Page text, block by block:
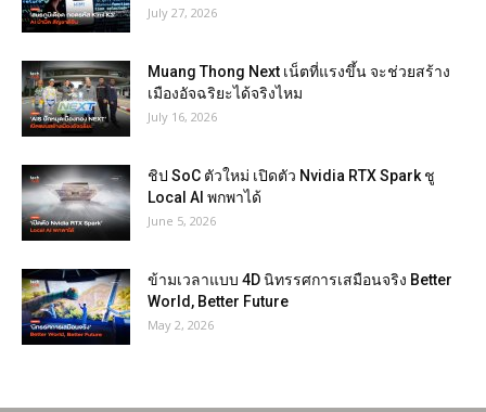
July 27, 2026
Muang Thong Next เน็ตที่แรงขึ้น จะช่วยสร้าง
เมืองอัจฉริยะได้จริงไหม
July 16, 2026
ชิป SoC ตัวใหม่ เปิดตัว Nvidia RTX Spark ชู
Local AI พกพาได้
June 5, 2026
ข้ามเวลาแบบ 4D นิทรรศการเสมือนจริง Better
World, Better Future
May 2, 2026